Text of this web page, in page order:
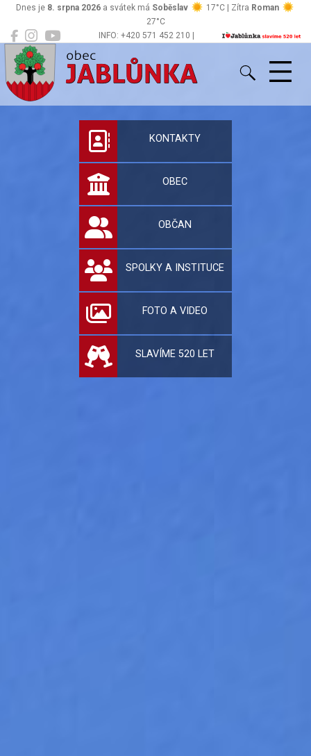
INFO: +420 571 452 210 |
Dnes je 8. srpna 2026 a svátek má Soběslav 17°C | Zítra Roman
27°C
Jablůnka
Oficiální stránky
KONTAKTY
OBEC
OBČAN
SPOLKY A INSTITUCE
FOTO A VIDEO
SLAVÍME 520 LET